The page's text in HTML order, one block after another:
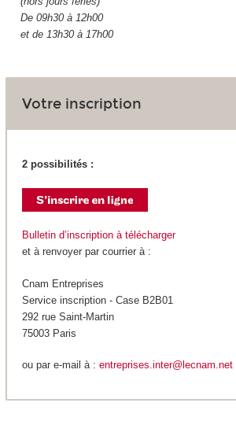
De 09h30 à 12h00
et de 13h30 à 17h00
Votre inscription
2 possibilités :
Bulletin d’inscription à télécharger
et à renvoyer par courrier à :
Cnam Entreprises
Service inscription - Case B2B01
292 rue Saint-Martin
75003 Paris
ou par e-mail à : entreprises.inter@lecnam.net